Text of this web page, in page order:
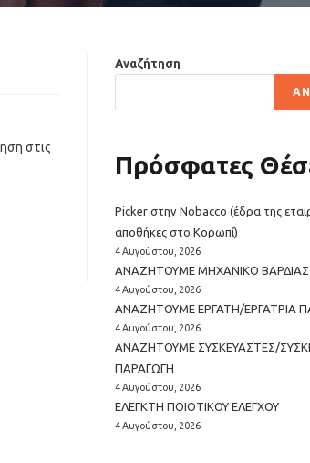
στις
Αναζήτηση
Πρόσφατες
Picker στην Nobacco (έδρα της
αποθήκες στο Κορωπί)
4 Αυγούστου, 2026
ΑΝΑΖΗΤΟΥΜΕ ΜΗΧΑΝΙΚΟ ΒΑΡΔΙΑΣ
4 Αυγούστου, 2026
ΑΝΑΖΗΤΟΥΜΕ ΕΡΓΑΤΗ/ΕΡΓΑΤΡΙΑ
4 Αυγούστου, 2026
ΑΝΑΖΗΤΟΥΜΕ ΣΥΣΚΕΥΑΣΤΕΣ/
ΠΑΡΑΓΩΓΗ
4 Αυγούστου, 2026
EΛΕΓΚΤΗ ΠΟΙΟΤΙΚΟΥ ΕΛΕΓΧΟΥ
4 Αυγούστου, 2026